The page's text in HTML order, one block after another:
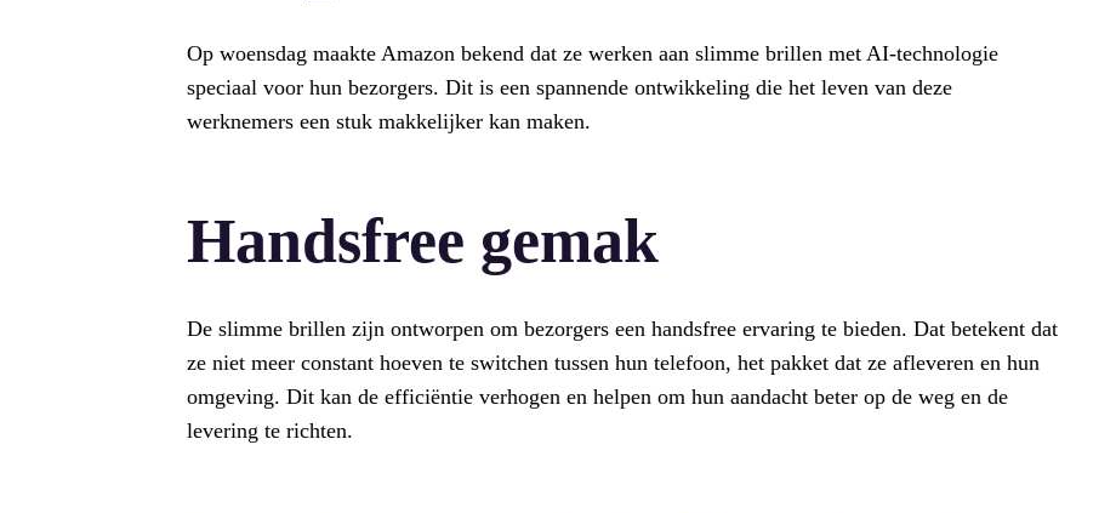
Op woensdag maakte Amazon bekend dat ze werken aan slimme brillen met AI-technologie
speciaal voor hun bezorgers. Dit is een spannende ontwikkeling die het leven van deze
werknemers een stuk makkelijker kan maken.
Handsfree gemak
De slimme brillen zijn ontworpen om bezorgers een handsfree ervaring te bieden. Dat betekent dat
ze niet meer constant hoeven te switchen tussen hun telefoon, het pakket dat ze afleveren en hun
omgeving. Dit kan de efficiëntie verhogen en helpen om hun aandacht beter op de weg en de
levering te richten.